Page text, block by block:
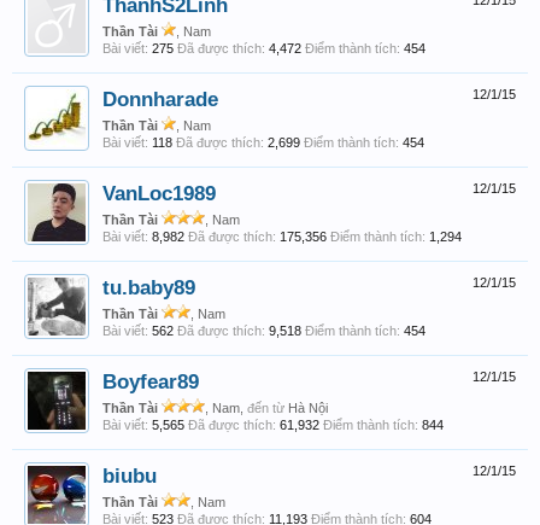
ThànhS2Linh
Thần Tài
, Nam
Bài viết: 275 Đã được thích: 4,472 Điểm thành tích: 454
12/1/15
Donnharade
Thần Tài
, Nam
Bài viết: 118 Đã được thích: 2,699 Điểm thành tích: 454
12/1/15
VanLoc1989
Thần Tài
, Nam
Bài viết: 8,982 Đã được thích: 175,356 Điểm thành tích: 1,294
12/1/15
tu.baby89
Thần Tài
, Nam
Bài viết: 562 Đã được thích: 9,518 Điểm thành tích: 454
12/1/15
Boyfear89
Thần Tài , Nam, đến từ Hà Nội
Bài viết: 5,565 Đã được thích: 61,932 Điểm thành tích: 844
12/1/15
biubu
Thần Tài
, Nam
Bài viết: 523 Đã được thích: 11,193 Điểm thành tích: 604